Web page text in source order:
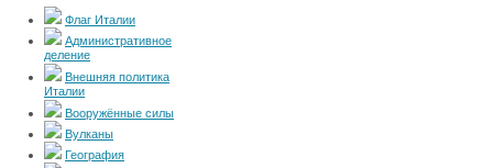
Флаг Италии
Административное
деление
Внешняя политика
Италии
Вооружённые силы
Вулканы
География